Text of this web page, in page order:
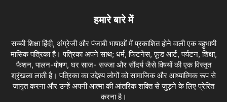
हमारे बारे में
सच्ची शिक्षा हिंदी, अंग्रेजी और पंजाबी भाषाओं में प्रकाशित होने वाली एक बहुभाषी
मासिक पत्रिका है। पत्रिका अपने साथ; धर्म, फिटनेस, फ़ूड आर्ट, पर्यटन, शिक्षा,
फैशन, पालन-पोषण, घर साज- सज्जा और सौंदर्य जैसे विषयों की एक विस्तृत
श्रृंखला लाती है। पत्रिका का उद्देश्य लोगों को सामाजिक और आध्यात्मिक रूप से
जागृत करना और उन्हें अपनी आत्मा की आंतरिक शक्ति से जुड़ने के लिए प्रेरित
करना है।